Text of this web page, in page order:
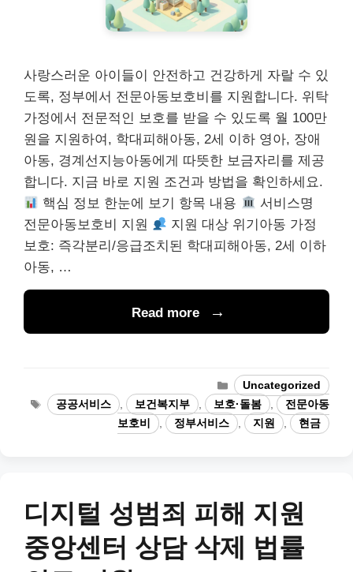
사랑스러운 아이들이 안전하고 건강하게 자랄 수 있
도록, 정부에서 전문아동보호비를 지원합니다. 위탁
가정에서 전문적인 보호를 받을 수 있도록 월 100만
원을 지원하여, 학대피해아동, 2세 이하 영아, 장애
아동, 경계선지능아동에게 따뜻한 보금자리를 제공
합니다. 지금 바로 지원 조건과 방법을 확인하세요.
핵심 정보 한눈에 보기 항목 내용
서비스명
전문아동보호비 지원
지원 대상 위기아동 가정
보호: 즉각분리/응급조치된 학대피해아동, 2세 이하
아동, …
Read more
Categories
Uncategorized
Tags공공서비스 , 보건복지부 , 보호·돌봄 ,
전문아동
보호비
, 정부서비스 , 지원 , 현금
디지털 성범죄 피해 지원
중앙센터 상담 삭제 법률